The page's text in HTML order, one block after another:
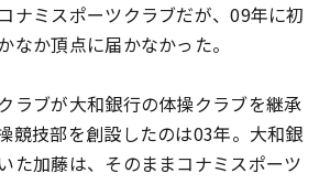
ナミスポーツクラブだが、09年に初
なか頂点に届かなかった。
ラブが大和銀行の体操クラブを継承
競技部を創設したのは03年。大和銀
た加藤は、そのままコナミスポーツ